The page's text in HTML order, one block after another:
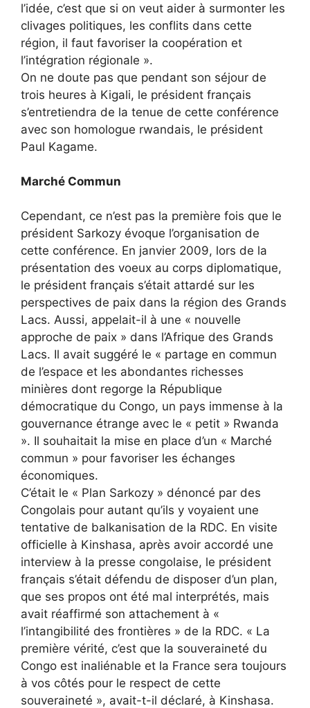
l’idée, c’est que si on veut aider à surmonter les
clivages politiques, les conflits dans cette
région, il faut favoriser la coopération et
l’intégration régionale ».
On ne doute pas que pendant son séjour de
trois heures à Kigali, le président français
s’entretiendra de la tenue de cette conférence
avec son homologue rwandais, le président
Paul Kagame.
Marché Commun
Cependant, ce n’est pas la première fois que le
président Sarkozy évoque l’organisation de
cette conférence. En janvier 2009, lors de la
présentation des voeux au corps diplomatique,
le président français s’était attardé sur les
perspectives de paix dans la région des Grands
Lacs. Aussi, appelait-il à une « nouvelle
approche de paix » dans l’Afrique des Grands
Lacs. Il avait suggéré le « partage en commun
de l’espace et les abondantes richesses
minières dont regorge la République
démocratique du Congo, un pays immense à la
gouvernance étrange avec le « petit » Rwanda
». Il souhaitait la mise en place d’un « Marché
commun » pour favoriser les échanges
économiques.
C’était le « Plan Sarkozy » dénoncé par des
Congolais pour autant qu’ils y voyaient une
tentative de balkanisation de la RDC. En visite
officielle à Kinshasa, après avoir accordé une
interview à la presse congolaise, le président
français s’était défendu de disposer d’un plan,
que ses propos ont été mal interprétés, mais
avait réaffirmé son attachement à «
l’intangibilité des frontières » de la RDC. « La
première vérité, c’est que la souveraineté du
Congo est inaliénable et la France sera toujours
à vos côtés pour le respect de cette
souveraineté », avait-t-il déclaré, à Kinshasa.